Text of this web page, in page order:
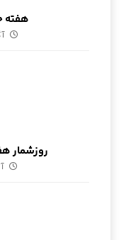
هفته
روزشمار